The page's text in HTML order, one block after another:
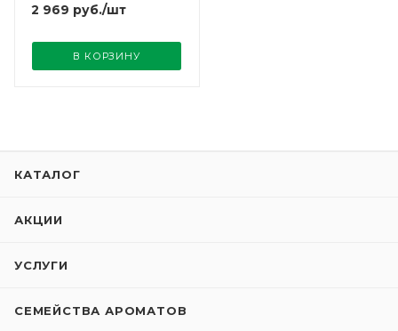
2 969 руб./шт
В КОРЗИНУ
КАТАЛОГ
АКЦИИ
УСЛУГИ
СЕМЕЙСТВА АРОМАТОВ